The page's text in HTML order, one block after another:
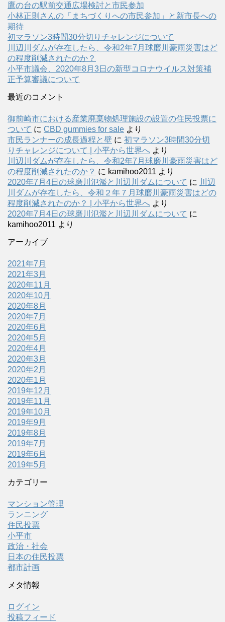
鷹の台の駅前交通広場検討と市民参加
小林正則さんの「まちづくりへの市民参加」と新市長への
期待
初マラソン3時間30分切りチャレンジについて
川辺川ダムが存在したら、令和2年7月球磨川豪雨災害はど
の程度削減されたのか？
小平市議会、2020年8月3日の新型コロナウイルス対策補
正予算審議について
最近のコメント
御前崎市における産業廃棄物処理施設の設置の住民投票に
ついて に CBD gummies for sale より
市民ランナーの成長過程と壁 に 初マラソン3時間30分切
りチャレンジについて | 小平から世界へ より
川辺川ダムが存在したら、令和2年7月球磨川豪雨災害はど
の程度削減されたのか？ に kamihoo2011 より
2020年7月4日の球磨川氾濫と川辺川ダムについて に 川辺
川ダムが存在したら、令和２年７月球磨川豪雨災害はどの
程度削減されたのか？ | 小平から世界へ より
2020年7月4日の球磨川氾濫と川辺川ダムについて に
kamihoo2011 より
アーカイブ
2021年7月
2021年3月
2020年11月
2020年10月
2020年8月
2020年7月
2020年6月
2020年5月
2020年4月
2020年3月
2020年2月
2020年1月
2019年12月
2019年11月
2019年10月
2019年9月
2019年8月
2019年7月
2019年6月
2019年5月
カテゴリー
マンション管理
ランニング
住民投票
小平市
政治・社会
日本の住民投票
都市計画
メタ情報
ログイン
投稿フィード